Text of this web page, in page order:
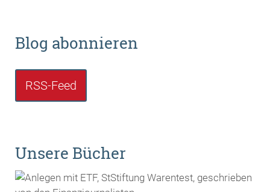
Blog abonnieren
RSS-Feed
Unsere Bücher